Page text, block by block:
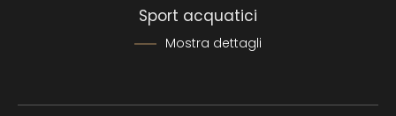
Sport acquatici
Mostra dettagli